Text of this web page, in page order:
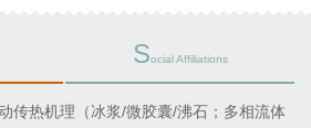
Social Affiliations
传热机理（冰浆/微胶囊/沸石；多相流体